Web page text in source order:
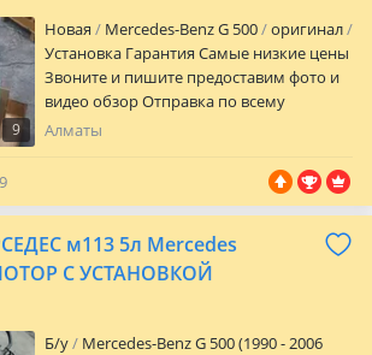
9
Новая Mercedes-Benz G 500
оригинал
Установка Гарантия Самые низкие цены
Звоните и пишите предоставим фото и
видео обзор Отправка по всему
Қазақстану
Алматы
м113 5л Mercedes
С УСТАНОВКОЙ
Б/y
Mercedes-Benz G 500 (1990 - 2006